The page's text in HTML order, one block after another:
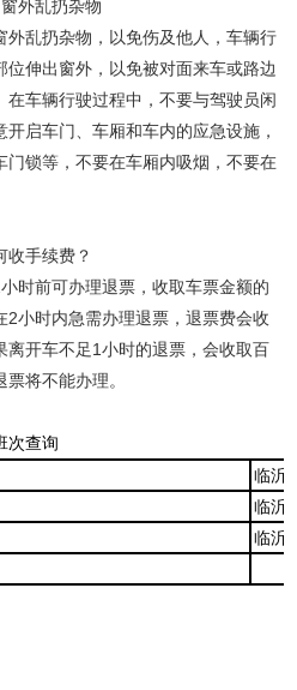
外乱扔杂物
外乱扔杂物，以免伤及他人，车辆行
伸出窗外，以免被对面来车或路边
车辆行驶过程中，不要与驾驶员闲
启车门、车厢和车内的应急设施，
门锁等，不要在车厢内吸烟，不要在
收手续费？
时前可办理退票，收取车票金额的
小时内急需办理退票，退票费会收
离开车不足1小时的退票，会收取百
将不能办理。
次查询
临沂
临沂
临沂